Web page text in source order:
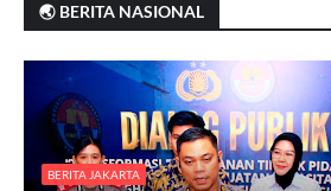
🌏 BERITA NASIONAL
BERITA JAKARTA